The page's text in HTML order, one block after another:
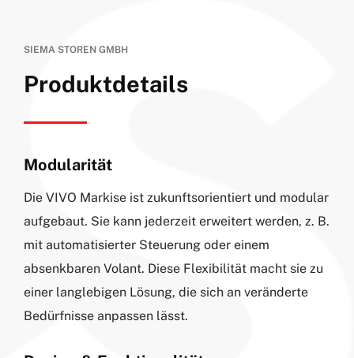
SIEMA STOREN GMBH
Produktdetails
Modularität
Die VIVO Markise ist zukunftsorientiert und modular
aufgebaut. Sie kann jederzeit erweitert werden, z. B.
mit automatisierter Steuerung oder einem
absenkbaren Volant. Diese Flexibilität macht sie zu
einer langlebigen Lösung, die sich an veränderte
Bedürfnisse anpassen lässt.